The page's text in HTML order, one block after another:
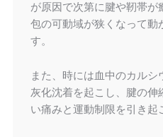
が原因で次第に腱や靭帯が
包の可動域が狭くなって動
す。
また、時には血中のカル
灰化沈着を起こし、腱の伸
い痛みと運動制限を引き起